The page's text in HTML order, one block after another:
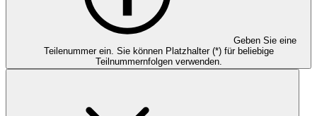
Geben Sie eine
Teilenummer ein. Sie können Platzhalter (*) für beliebige
Teilnummernfolgen verwenden.